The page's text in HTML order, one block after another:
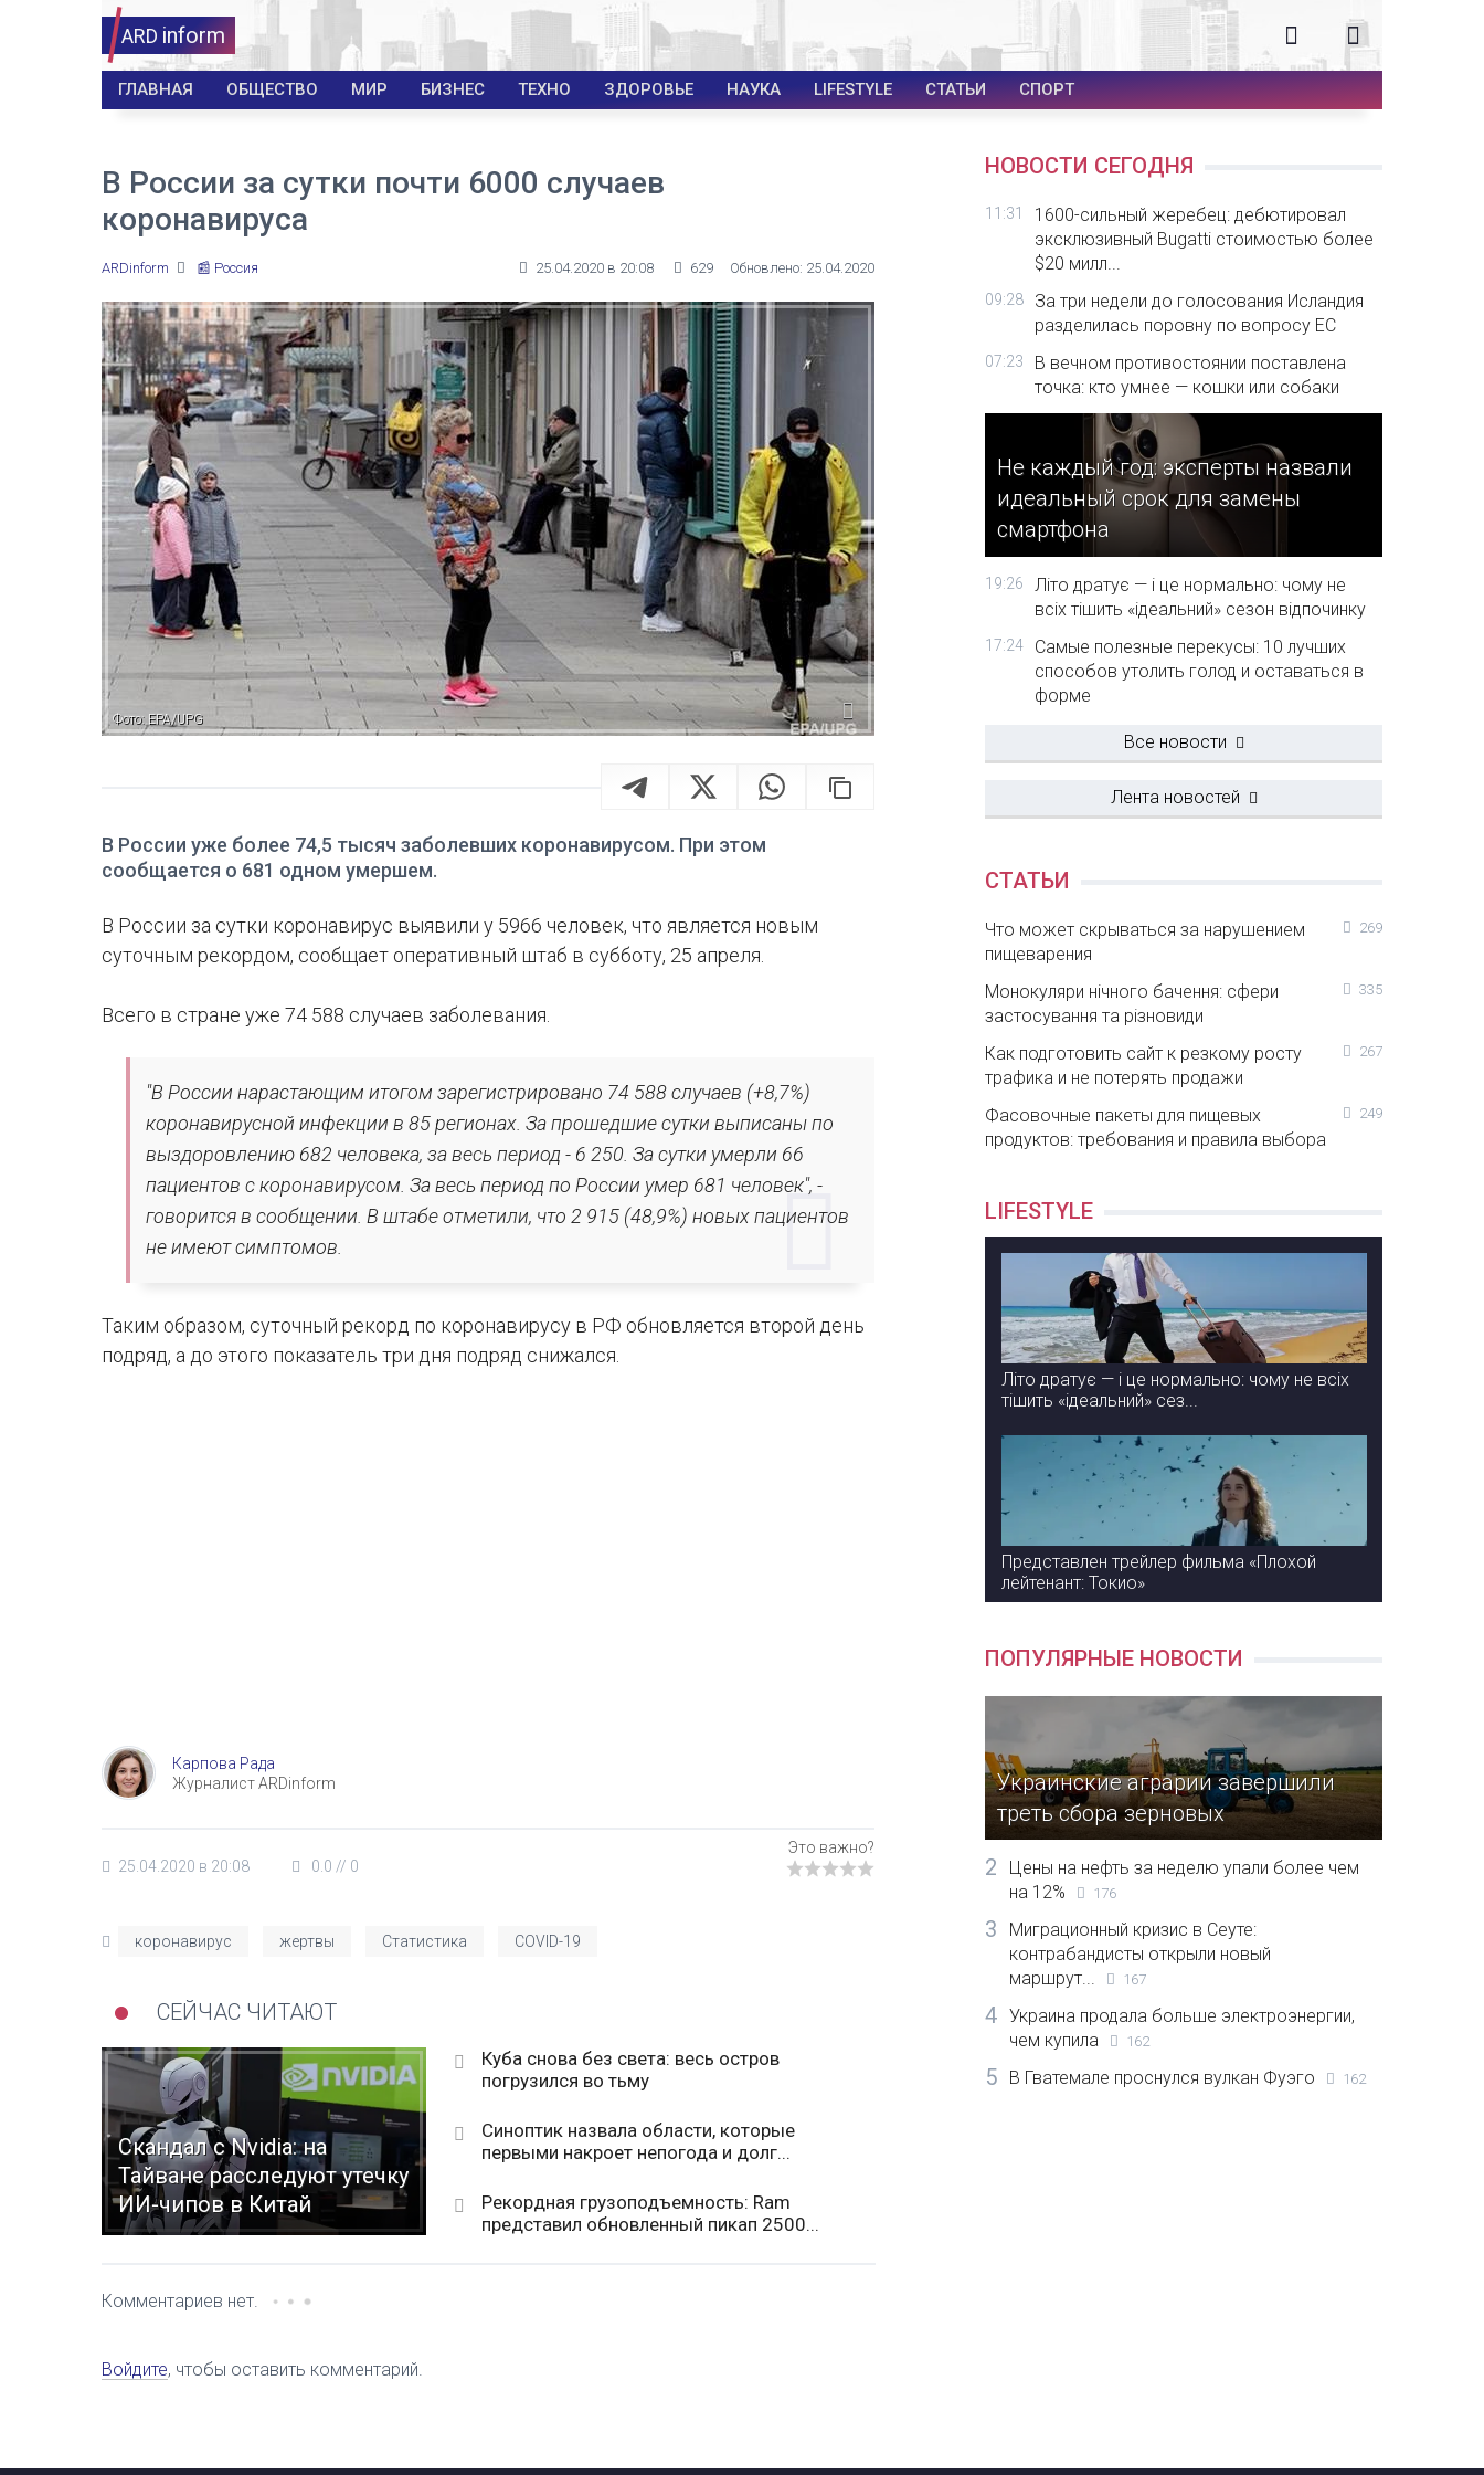
ARD inform
ГЛАВНАЯ ОБЩЕСТВО МИР БИЗНЕС ТЕХНО ЗДОРОВЬЕ НАУКА LIFESTYLE СТАТЬИ СПОРТ
В России за сутки почти 6000 случаев
коронавируса
ARDinform 📰 Россия 25.04.2020 в 20:08 629 Обновлено: 25.04.2020
Фото: EPA/UPG
В России уже более 74,5 тысяч заболевших коронавирусом. При этом
сообщается о 681 одном умершем.
В России за сутки коронавирус выявили у 5966 человек, что является новым
суточным рекордом, сообщает оперативный штаб в субботу, 25 апреля.
Всего в стране уже 74 588 случаев заболевания.
"В России нарастающим итогом зарегистрировано 74 588 случаев (+8,7%)
коронавирусной инфекции в 85 регионах. За прошедшие сутки выписаны по
выздоровлению 682 человека, за весь период - 6 250. За сутки умерли 66
пациентов с коронавирусом. За весь период по России умер 681 человек", -
говорится в сообщении. В штабе отметили, что 2 915 (48,9%) новых пациентов
не имеют симптомов.
Таким образом, суточный рекорд по коронавирусу в РФ обновляется второй день
подряд, а до этого показатель три дня подряд снижался.
Карпова Рада
Журналист ARDinform
25.04.2020 в 20:08 0.0 // 0
коронавирус жертвы Статистика COVID-19
СЕЙЧАС ЧИТАЮТ
Скандал с Nvidia: на
Тайване расследуют утечку
ИИ-чипов в Китай
Куба снова без света: весь остров
погрузился во тьму
Синоптик назвала области, которые
первыми накроет непогода и долг...
Рекордная грузоподъемность: Ram
представил обновленный пикап 2500...
Комментариев нет.
Войдите, чтобы оставить комментарий.
НОВОСТИ СЕГОДНЯ
11:31
1600-сильный жеребец: дебютировал
эксклюзивный Bugatti стоимостью более
$20 милл...
09:28
За три недели до голосования Исландия
разделилась поровну по вопросу ЕС
07:23
В вечном противостоянии поставлена
точка: кто умнее — кошки или собаки
Не каждый год: эксперты назвали
идеальный срок для замены
смартфона
19:26
Літо дратує — і це нормально: чому не
всіх тішить «ідеальний» сезон відпочинку
17:24
Самые полезные перекусы: 10 лучших
способов утолить голод и оставаться в
форме
Все новости
Лента новостей
СТАТЬИ
Что может скрываться за нарушением
пищеварения
269
Монокуляри нічного бачення: сфери
застосування та різновиди
335
Как подготовить сайт к резкому росту
трафика и не потерять продажи
267
Фасовочные пакеты для пищевых
продуктов: требования и правила выбора
249
LIFESTYLE
Літо дратує — і це нормально: чому не всіх
тішить «ідеальний» сез...
Представлен трейлер фильма «Плохой
лейтенант: Токио»
ПОПУЛЯРНЫЕ НОВОСТИ
Украинские аграрии завершили
треть сбора зерновых
2
Цены на нефть за неделю упали более чем
на 12%
176
3
Миграционный кризис в Сеуте:
контрабандисты открыли новый
маршрут...
167
4
Украина продала больше электроэнергии,
чем купила
162
5 В Гватемале проснулся вулкан Фуэго 162